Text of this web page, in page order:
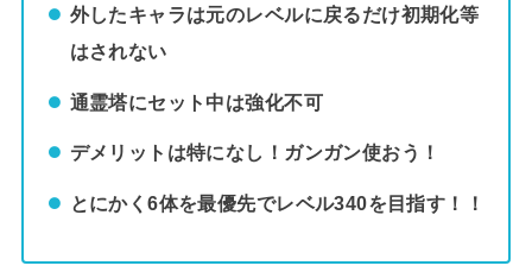
外したキャラは元のレベルに戻るだけ初期化等
はされない
通霊塔にセット中は強化不可
デメリットは特になし！ガンガン使おう！
とにかく6体を最優先でレベル340を目指す！！